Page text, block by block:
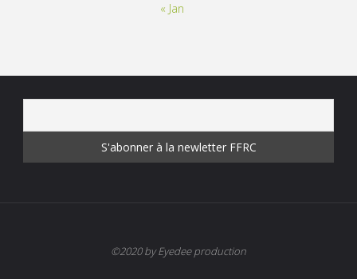
« Jan
©2020 by Eyedee production